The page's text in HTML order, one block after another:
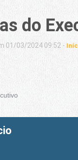
do
01/03/2024 09:52 -